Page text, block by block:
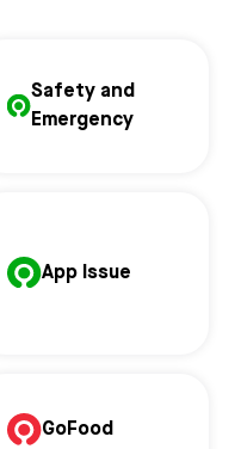
Safety and
Emergency
App Issue
GoFood